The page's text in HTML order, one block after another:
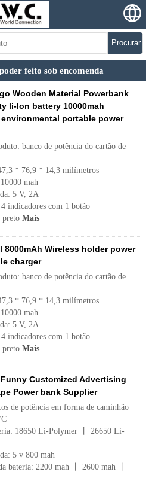
Procurar
feito sob encomenda
Wooden Material Powerbank
li-Ion battery 10000mah
environmental portable power
banco de potência do cartão de
* 76,9 * 14,3 milímetros
mah
5 V, 2A
indicadores com 1 botão
preto Mais
8000mAh Wireless holder power
charger
banco de potência do cartão de
* 76,9 * 14,3 milímetros
mah
5 V, 2A
indicadores com 1 botão
preto Mais
Customized Advertising
Power bank Supplier
de potência em forma de caminhão
18650 Li-Polymer 丨 26650 Li-
5 v 800 mah
bateria: 2200 mah 丨 2600 mah 丨